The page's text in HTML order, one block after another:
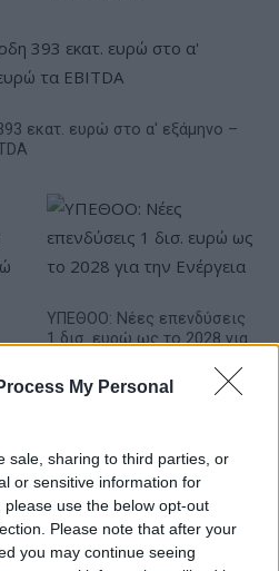
My Personal
sale, sharing to third parties, or
or sensitive information for
use the below opt-out
Please note that after your
you may continue seeing
εκατ. ευρώ στο α' εξάμηνο –
ΥΠΕΘΟΟ: Νέες επενδύσεις
1 δισ. ευρώ ως το 2028 για